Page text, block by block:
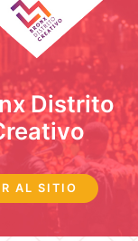
Distrito
AL SITIO